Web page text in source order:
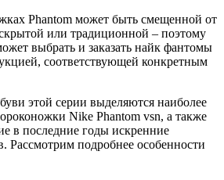
Phantom может быть смещенной от
или традиционной – поэтому
выбрать и заказать найк фантомы
соответствующей конкретным
этой серии выделяются наиболее
Nike Phantom vsn, а также
в последние годы искренние
Рассмотрим подробнее особенности